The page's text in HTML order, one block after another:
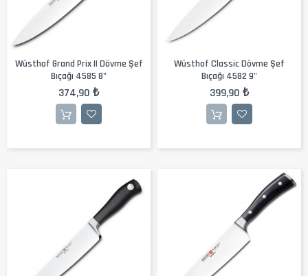
Wüsthof Grand Prix II Dövme Şef
Bıçağı 4585 8"
374,90 ₺
Wüsthof Classic Dövme Şef
Bıçağı 4582 9"
399,90 ₺